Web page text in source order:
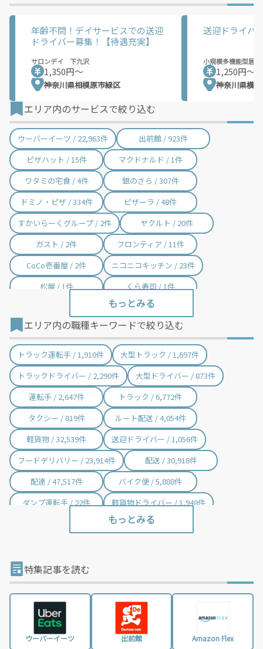
年齢不問！デイサービスでの送迎
ドライバー募集！【待遇充実】
サロンデイ 下九沢
1,350円〜
神奈川県相模原市緑区
送迎ドライバ
小規模多機能型居
1,250円〜
神奈川県横
エリア内のサービスで絞り込む
ウーバーイーツ / 22,963件
出前館 / 923件
ピザハット / 15件
マクドナルド / 1件
ワタミの宅食 / 4件
銀のさら / 307件
ドミノ・ピザ / 334件
ピザーラ / 48件
すかいらーくグループ / 2件
ヤクルト / 20件
ガスト / 2件
フロンティア / 11件
CoCo壱番屋 / 2件
ニコニコキッチン / 23件
松屋 / 1件
くら寿司 / 1件
ほっともっと / 1件
和食さと / 4件
ロイヤルホスト / 1件
松のや / 12件
モスバーガー / 1件
魚べい / 13件
あさくま / 3件
すた丼 / 8件
さわやか / 2件
Amazon Flex ドライバー / 7,988件
タクシーアプリGO / 3件
アズスタッフ / 6,314件
佐川急便 / 144件
ロジクエスト / 1,734件
貴順 / 4,423件
シグマロジスティクス / 2件
郵便局 / 355件
ヤマト運輸 / 462件
プラスワンドライブ / 220件
サカイ引越センター / 2件
エリア内の職種キーワードで絞り込む
トラック運転手 / 1,910件
大型トラック / 1,697件
トラックドライバー / 2,290件
大型ドライバー / 873件
運転手 / 2,647件
トラック / 6,772件
タクシー / 819件
ルート配送 / 4,054件
軽貨物 / 32,539件
送迎ドライバー / 1,056件
フードデリバリー / 23,914件
配送 / 30,918件
配達 / 47,517件
バイク便 / 5,888件
ダンプ運転手 / 22件
軽貨物ドライバー / 1,948件
特集記事を読む
ウーバーイーツ 出前館 Amazon Flex